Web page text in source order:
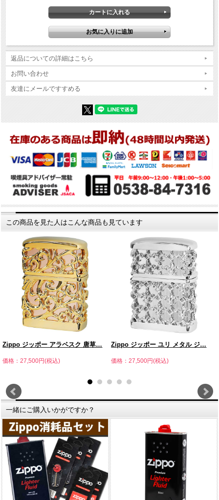
返品についての詳細はこちら
お問い合わせ
友達にメールですすめる
この商品を見た人はこんな商品も見ています
Zippo ジッポー アラベスク 唐草…
価格：27,500円(税込)
Zippo ジッポー ユリ メタル ジ…
価格：27,500円(税込)
一緒にご購入いかがですか？